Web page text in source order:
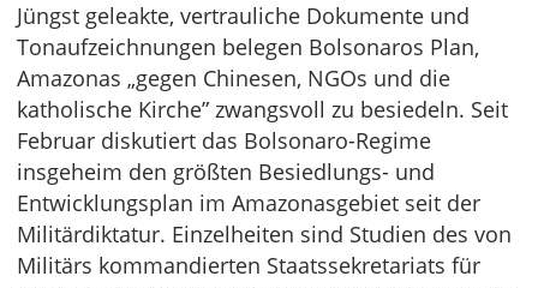
Jüngst geleakte, vertrauliche Dokumente und
Tonaufzeichnungen belegen Bolsonaros Plan,
Amazonas „gegen Chinesen, NGOs und die
katholische Kirche” zwangsvoll zu besiedeln. Seit
Februar diskutiert das Bolsonaro-Regime
insgeheim den größten Besiedlungs- und
Entwicklungsplan im Amazonasgebiet seit der
Militärdiktatur. Einzelheiten sind Studien des von
Militärs kommandierten Staatssekretariats für